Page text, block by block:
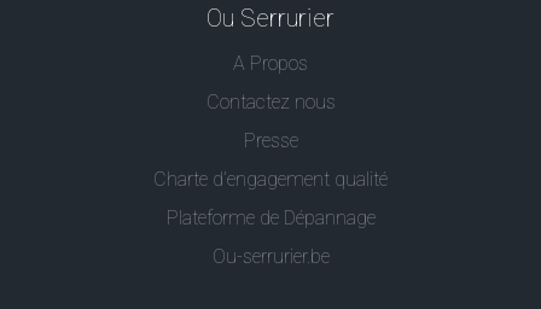
Ou Serrurier
A Propos
Contactez nous
Presse
Charte d’engagement qualité
Plateforme de Dépannage
Ou-serrurier.be